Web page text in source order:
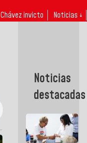
Chávez invicto Noticias ↓
Noticias
destacadas